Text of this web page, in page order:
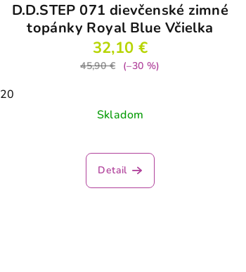
D.D.STEP 071 dievčenské zimné
topánky Royal Blue Včielka
32,10 €
45,90 € (–30 %)
20
Skladom
Detail